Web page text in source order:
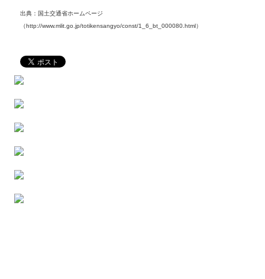
出典：国土交通省ホームページ
（http://www.mlit.go.jp/totikensangyo/const/1_6_bt_000080.html）